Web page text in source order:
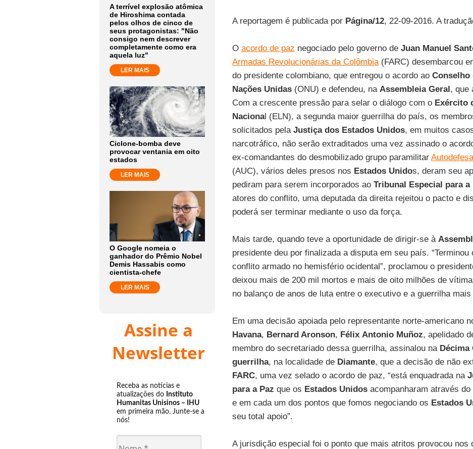
A terrível explosão atômica
de Hiroshima contada
pelos olhos de cinco de
seus protagonistas: "Não
consigo nem descrever
completamente como era
aquela luz"
LER MAIS
Ciclone-bomba deve
provocar ventania em oito
estados
LER MAIS
O Google nomeia o
ganhador do Prêmio Nobel
Demis Hassabis como
cientista-chefe
LER MAIS
Assine a
Newsletter
Receba as notícias e
atualizações do Instituto
Humanitas Unisinos – IHU
em primeira mão. Junte-se a
nós!
A reportagem é publicada por Página/12, 22-09-2016. A
O acordo de paz negociado pelo governo de Juan Manuel
Armadas Revolucionárias da Colômbia(FARC) desembarcou
do presidente colombiano, que entregou o acordo ao Conselho
Nações Unidas(ONU) e defendeu, na Assembleia Geral, que
Com a crescente pressão para selar o diálogo com o Exército
Nacional (ELN), a segunda maior guerrilha do país, os
solicitados pela Justiça dos Estados Unidos, em muitos
narcotráfico, não serão extraditados uma vez assinado o
ex-comandantes do desmobilizado grupo paramilitar
(AUC), vários deles presos nos Estados Unidos, deram seu
pediram para serem incorporados ao Tribunal Especial para a
atores do conflito, uma deputada da direita rejeitou o pacto e
poderá ser terminar mediante o uso da força.
Mais tarde, quando teve a oportunidade de dirigir-se à
presidente deu por finalizada a disputa em seu país.
conflito armado no hemisfério ocidental”, proclamou o
deixou mais de 200 mil mortos e mais de oito milhões de
no balanço de anos de luta entre o executivo e a guerrilha
Em uma decisão apoiada pelo representante norte-americano
Havana, Bernard Aronson, Félix Antonio Muñoz, apelidado
membro do secretariado dessa guerrilha, assinalou na Décima
guerrilha, na localidade de Diamante, que a decisão de não
FARC, uma vez selado o acordo de paz, “está enquadrada na
para a Paz que os Estados Unidosacompanharam através do
e em cada um dos pontos que fomos negociando os Estados
seu total apoio”.
A jurisdição especial foi o ponto que mais atritos provocou nos